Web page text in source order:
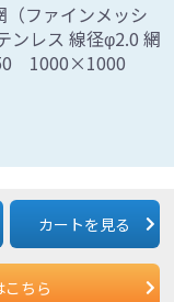
（ファインメッシ
ンレス 線径φ2.0 網
1000×1000
カートを見る
ちら